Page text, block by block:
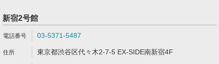
新宿2号館
03-5371-5487
東京都渋谷区代々木2-7-5 EX-SIDE南新宿4F